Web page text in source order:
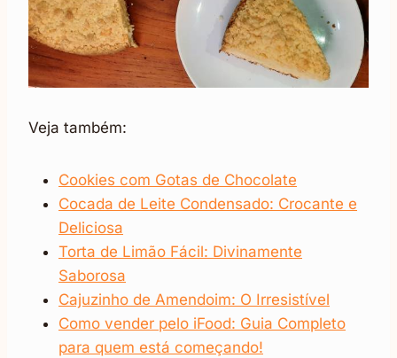
Veja também:
Cookies com Gotas de Chocolate
Cocada de Leite Condensado: Crocante e
Deliciosa
Torta de Limão Fácil: Divinamente
Saborosa
Cajuzinho de Amendoim: O Irresistível
Como vender pelo iFood: Guia Completo
para quem está começando!